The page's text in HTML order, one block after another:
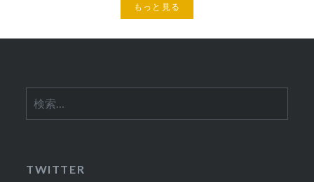
もっと見る
索:
TWITTER